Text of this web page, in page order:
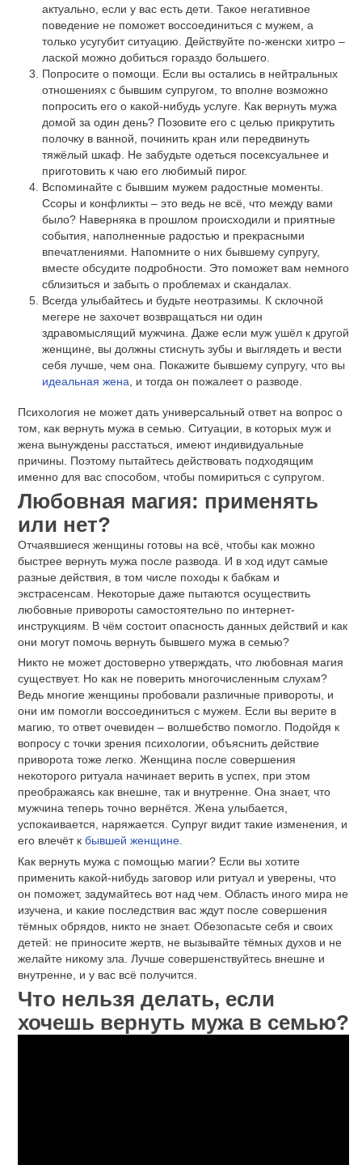
актуально, если у вас есть дети. Такое негативное
поведение не поможет воссоединиться с мужем, а
только усугубит ситуацию. Действуйте по-женски хитро –
лаской можно добиться гораздо большего.
Попросите о помощи. Если вы остались в нейтральных
отношениях с бывшим супругом, то вполне возможно
попросить его о какой-нибудь услуге. Как вернуть мужа
домой за один день? Позовите его с целью прикрутить
полочку в ванной, починить кран или передвинуть
тяжёлый шкаф. Не забудьте одеться посексуальнее и
приготовить к чаю его любимый пирог.
Вспоминайте с бывшим мужем радостные моменты.
Ссоры и конфликты – это ведь не всё, что между вами
было? Наверняка в прошлом происходили и приятные
события, наполненные радостью и прекрасными
впечатлениями. Напомните о них бывшему супругу,
вместе обсудите подробности. Это поможет вам немного
сблизиться и забыть о проблемах и скандалах.
Всегда улыбайтесь и будьте неотразимы. К склочной
мегере не захочет возвращаться ни один
здравомыслящий мужчина. Даже если муж ушёл к другой
женщине, вы должны стиснуть зубы и выглядеть и вести
себя лучше, чем она. Покажите бывшему супругу, что вы
идеальная жена , и тогда он пожалеет о разводе.
Психология не может дать универсальный ответ на вопрос о
том, как вернуть мужа в семью. Ситуации, в которых муж и
жена вынуждены расстаться, имеют индивидуальные
причины. Поэтому пытайтесь действовать подходящим
именно для вас способом, чтобы помириться с супругом.
Любовная магия: применять
или нет?
Отчаявшиеся женщины готовы на всё, чтобы как можно
быстрее вернуть мужа после развода. И в ход идут самые
разные действия, в том числе походы к бабкам и
экстрасенсам. Некоторые даже пытаются осуществить
любовные привороты самостоятельно по интернет-
инструкциям. В чём состоит опасность данных действий и как
они могут помочь вернуть бывшего мужа в семью?
Никто не может достоверно утверждать, что любовная магия
существует. Но как не поверить многочисленным слухам?
Ведь многие женщины пробовали различные привороты, и
они им помогли воссоединиться с мужем. Если вы верите в
магию, то ответ очевиден – волшебство помогло. Подойдя к
вопросу с точки зрения психологии, объяснить действие
приворота тоже легко. Женщина после совершения
некоторого ритуала начинает верить в успех, при этом
преображаясь как внешне, так и внутренне. Она знает, что
мужчина теперь точно вернётся. Жена улыбается,
успокаивается, наряжается. Супруг видит такие изменения, и
его влечёт к бывшей женщине.
Как вернуть мужа с помощью магии? Если вы хотите
применить какой-нибудь заговор или ритуал и уверены, что
он поможет, задумайтесь вот над чем. Область иного мира не
изучена, и какие последствия вас ждут после совершения
тёмных обрядов, никто не знает. Обезопасьте себя и своих
детей: не приносите жертв, не вызывайте тёмных духов и не
желайте никому зла. Лучше совершенствуйтесь внешне и
внутренне, и у вас всё получится.
Что нельзя делать, если
хочешь вернуть мужа в семью?